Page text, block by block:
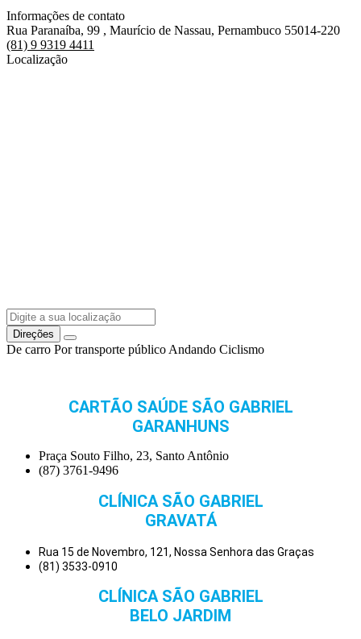
Informações de contato
Rua Paranaíba, 99 , Maurício de Nassau, Pernambuco 55014-220
(81) 9 9319 4411
Localização
Direções
De carro Por transporte público Andando Ciclismo
CARTÃO SAÚDE SÃO GABRIEL
GARANHUNS
Praça Souto Filho, 23, Santo Antônio
(87) 3761-9496
CLÍNICA SÃO GABRIEL
GRAVATÁ
Rua 15 de Novembro, 121, Nossa Senhora das Graças
(81) 3533-0910
CLÍNICA SÃO GABRIEL
BELO JARDIM